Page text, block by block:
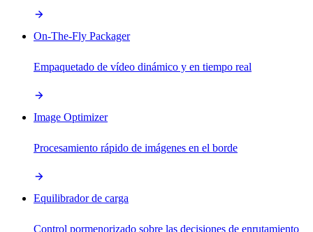
On-The-Fly Packager
Empaquetado de vídeo dinámico y en tiempo real
Image Optimizer
Procesamiento rápido de imágenes en el borde
Equilibrador de carga
Control pormenorizado sobre las decisiones de enrutamiento